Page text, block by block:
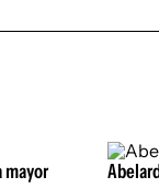
mayor